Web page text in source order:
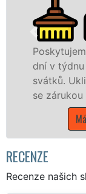
Božičan
kvalitní, ale
pro firmy i
servis 24 hodin
během víkendů
vše, co
odvedené
o úklid v
RECENZE
Recenze našich